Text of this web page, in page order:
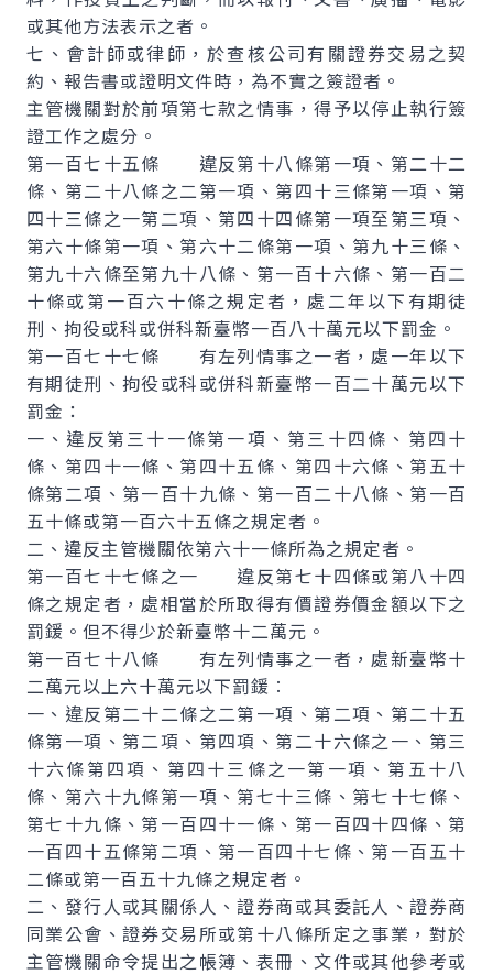
或其他方法表示之者。
七、會計師或律師，於查核公司有關證券交易之契
約、報告書或證明文件時，為不實之簽證者。
主管機關對於前項第七款之情事，得予以停止執行簽
證工作之處分。
第一百七十五條 違反第十八條第一項、第二十二
條、第二十八條之二第一項、第四十三條第一項、第
四十三條之一第二項、第四十四條第一項至第三項、
第六十條第一項、第六十二條第一項、第九十三條、
第九十六條至第九十八條、第一百十六條、第一百二
十條或第一百六十條之規定者，處二年以下有期徒
刑、拘役或科或併科新臺幣一百八十萬元以下罰金。
第一百七十七條 有左列情事之一者，處一年以下
有期徒刑、拘役或科或併科新臺幣一百二十萬元以下
罰金：
一、違反第三十一條第一項、第三十四條、第四十
條、第四十一條、第四十五條、第四十六條、第五十
條第二項、第一百十九條、第一百二十八條、第一百
五十條或第一百六十五條之規定者。
二、違反主管機關依第六十一條所為之規定者。
第一百七十七條之一 違反第七十四條或第八十四
條之規定者，處相當於所取得有價證券價金額以下之
罰鍰。但不得少於新臺幣十二萬元。
第一百七十八條 有左列情事之一者，處新臺幣十
二萬元以上六十萬元以下罰鍰︰
一、違反第二十二條之二第一項、第二項、第二十五
條第一項、第二項、第四項、第二十六條之一、第三
十六條第四項、第四十三條之一第一項、第五十八
條、第六十九條第一項、第七十三條、第七十七條、
第七十九條、第一百四十一條、第一百四十四條、第
一百四十五條第二項、第一百四十七條、第一百五十
二條或第一百五十九條之規定者。
二、發行人或其關係人、證券商或其委託人、證券商
同業公會、證券交易所或第十八條所定之事業，對於
主管機關命令提出之帳簿、表冊、文件或其他參考或